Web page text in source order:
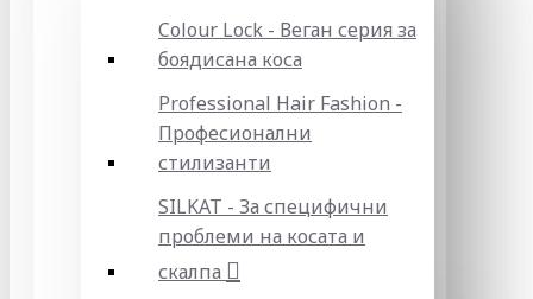
Colour Lock - Веган серия за
боядисана коса
Professional Hair Fashion -
Професионални
стилизанти
SILKAT - За специфични
проблеми на косата и
скалпа